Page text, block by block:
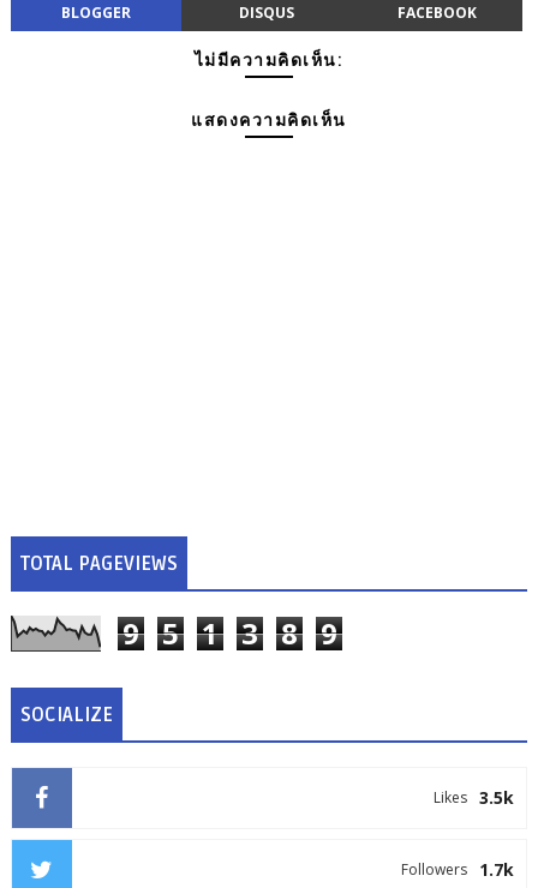
BLOGGER DISQUS FACEBOOK
ไม่มีความคิดเห็น:
แสดงความคิดเห็น
TOTAL PAGEVIEWS
9 5 1 3 8 9
SOCIALIZE
3.5k
Likes
1.7k
Followers